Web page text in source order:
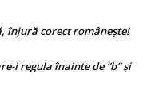
înjură corect românește!
i regula înainte de ”b” și